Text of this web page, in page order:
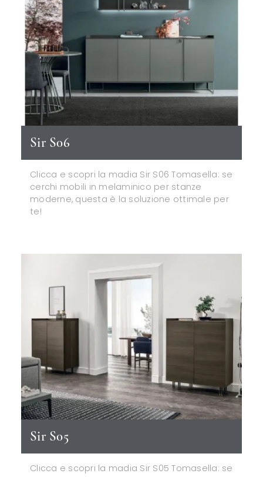
Sir S06
Clicca e scopri la madia Sir S06 Tomasella: se
cerchi mobili in melaminico per stanze
moderne, questa è la soluzione ottimale per
te!
Sir S05
Clicca e scopri la madia Sir S05 Tomasella: se